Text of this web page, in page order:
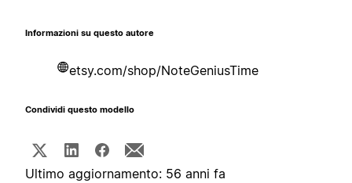
Informazioni su questo autore
etsy.com/shop/NoteGeniusTime
Condividi questo modello
Ultimo aggiornamento: 56 anni fa